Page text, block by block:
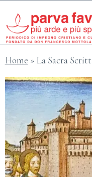
contenuto
Home » La Sacra